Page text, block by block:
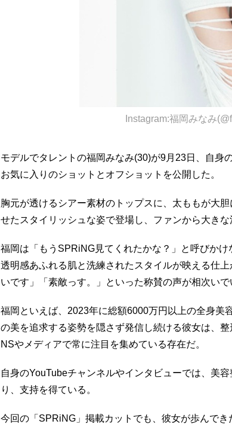
Instagram:福岡みなみ
モデルでタレントの福岡みなみ(30)が9月23日、自身
お気に入りのショットとオフショットを公開した。
胸元が透けるシアー素材のトップスに、太ももが大
せたスタイリッシュな姿で登場し、ファンから大きな
福岡は「もうSPRiNG見てくれたかな？」と呼びか
透明感あふれる肌と洗練されたスタイルが映える仕
いです」「素敵っす。」といった称賛の声が相次いで
福岡といえば、2023年に総額6000万円以上の全身美
の美を追求する姿勢を隠さず発信し続ける彼女は、
NSやメディアで常に注目を集めている存在だ。
自身のYouTubeチャンネルやインタビューでは、美
り、支持を得ている。
今回の「SPRiNG」掲載カットでも、彼女が歩んで